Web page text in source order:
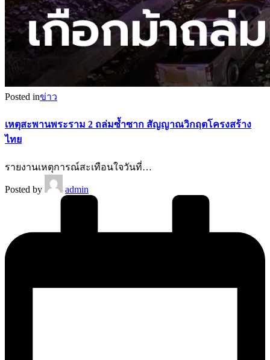
Posted inข่าว
เหตุสะพานพระราม 2 ถล่มซ้ำซาก สัญญาณวิกฤตโครงสร้าง
ไทย
รายงานเหตุการณ์สะเทือนใจวันที่…
Posted by admin